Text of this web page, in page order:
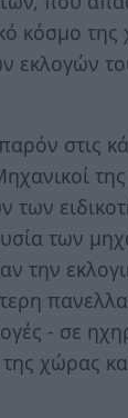
κόσμο της
εκλογών
στις
των
των
την
- σε
χώρας